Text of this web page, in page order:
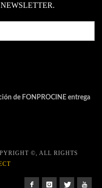
de FONPROCINE entrega
©, ALL RIGHTS